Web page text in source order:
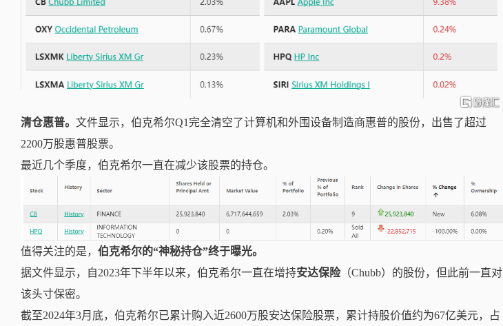
清仓惠普。 文件显示，伯克希尔Q1完全清空了计算机和外围设备制造商惠普的股份，出售了超过
2200万股惠普股票。
最近几个季度， 伯克希尔一直在减少该股票的持仓。
值得关注的是， 伯克希尔的“神秘持仓”终于曝光。
据文件显示，自2023年下半年以来，伯克希尔一直在增持安达保险（Chubb） 的股份，但此前一直对
该头寸保密。
截至2024年3月底，伯克希尔已累计购入近2600万股安达保险股票，累计持股价值约为67亿美元，
占